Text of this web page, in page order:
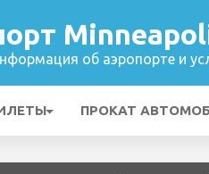
об аэропорте и
ПРОКАТ